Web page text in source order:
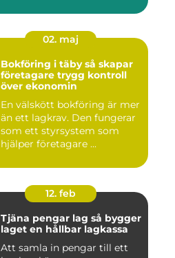
02. maj
Bokföring i täby så skapar
företagare trygg kontroll
över ekonomin
En välskött bokföring är mer
än ett lagkrav. Den fungerar
som ett styrsystem som
hjälper företagare ...
12. feb
Tjäna pengar lag så bygger
laget en hållbar lagkassa
Att samla in pengar till ett